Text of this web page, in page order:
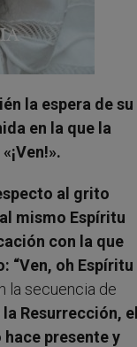
la espera de su
en la que la
al grito
mismo Espíritu
con la que
“Ven, oh Espíritu
la secuencia de
Resurrección, el
presente y